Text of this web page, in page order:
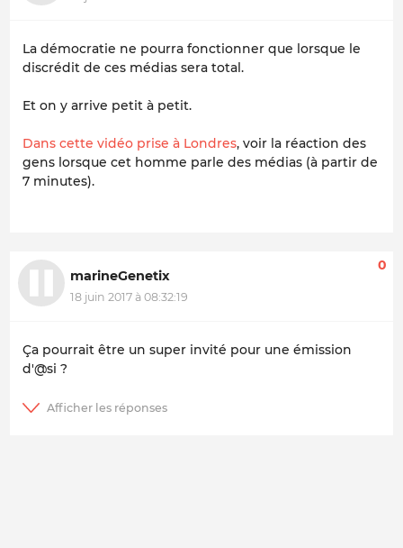
La démocratie ne pourra fonctionner que lorsque le
discrédit de ces médias sera total.
Et on y arrive petit à petit.
Dans cette vidéo prise à Londres, voir la réaction des
gens lorsque cet homme parle des médias (à partir de
7 minutes).
marineGenetix
18 juin 2017 à 08:32:19
0
Ça pourrait être un super invité pour une émission
d'@si ?